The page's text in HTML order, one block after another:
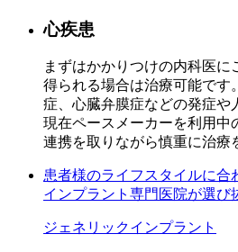
心疾患
まずはかかりつけの内科医に
得られる場合は治療可能です
症、心臓弁膜症などの発症や
現在ペースメーカーを利用中
連携を取りながら慎重に治療
患者様のライフスタイルに合
インプラント専門医院が選び
ジェネリックインプラント